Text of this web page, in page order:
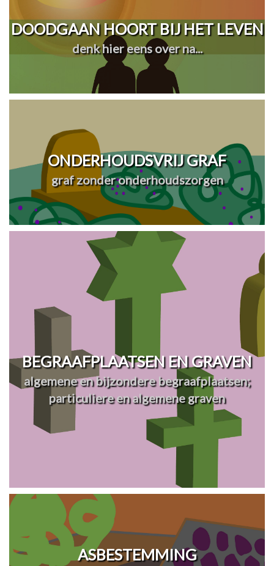
DOODGAAN HOORT BIJ HET LEVEN
denk hier eens over na...
ONDERHOUDSVRIJ GRAF
graf zonder onderhoudszorgen
BEGRAAFPLAATSEN EN GRAVEN
algemene en bijzondere begraafplaatsen;
particuliere en algemene graven
ASBESTEMMING